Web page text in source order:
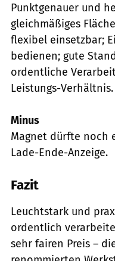
Punktgenauer und
gleichmäßiges
flexibel einsetzbar;
bedienen; gute
ordentliche
Leistungs-Verhältnis.
Minus
Magnet dürfte noch
Lade-Ende-Anzeige.
Fazit
Leuchtstark und
ordentlich
sehr fairen Preis –